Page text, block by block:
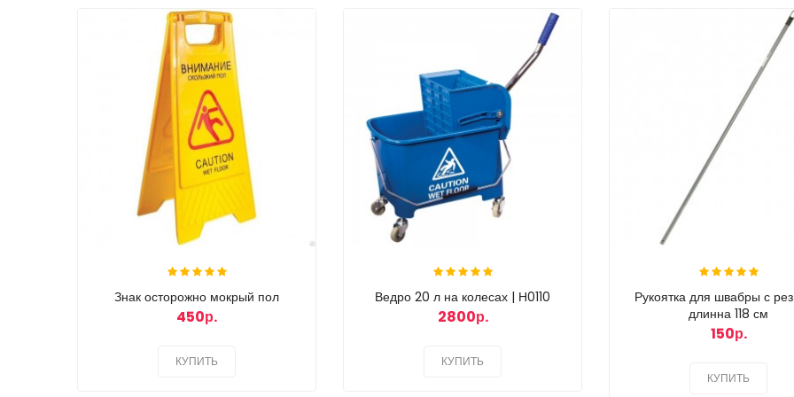
Знак осторожно мокрый пол
450р.
КУПИТЬ
Ведро 20 л на колесах | Н0110
2800р.
КУПИТЬ
Рукоятка для швабры с
длинна 118 см
150р.
КУПИТЬ